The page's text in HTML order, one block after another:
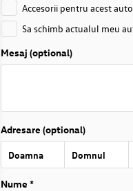
Accesorii pentru acest
Sa schimb actualul meu
Mesaj (optional)
Adresare (optional)
Doamna Domnul
Nume *